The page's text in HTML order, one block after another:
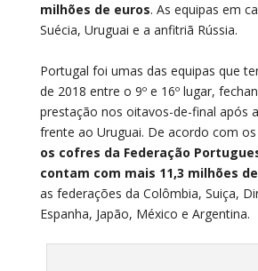
milhões de euros. As equipas em
Suécia, Uruguai e a anfitriã Rússia.
Portugal foi umas das equipas que
de 2018 entre o 9º e 16º lugar,
prestação nos oitavos-de-final após
frente ao Uruguai. De acordo com
os cofres da Federação
contam com mais 11,3 milhões
as federações da Colômbia, Suiça,
Espanha, Japão, México e Argentina.